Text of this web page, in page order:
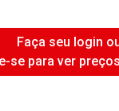
Faça seu login
se para ver